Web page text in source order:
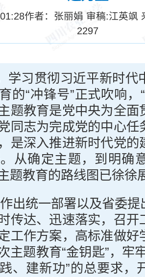
作者：张丽娟 审稿:江英飒
2297
学习贯彻习近平新时代
的“冲锋号”正式吹响，
题教育是党中央为全面
同志为完成党的中心任
是深入推进新时代党的
从确定主题，到明确
教育的路线图已徐徐
出统一部署以及省委
传达、迅速落实，召开
工作方案，高标准做好
主题教育“金钥匙”，牢
、建新功”的总要求，